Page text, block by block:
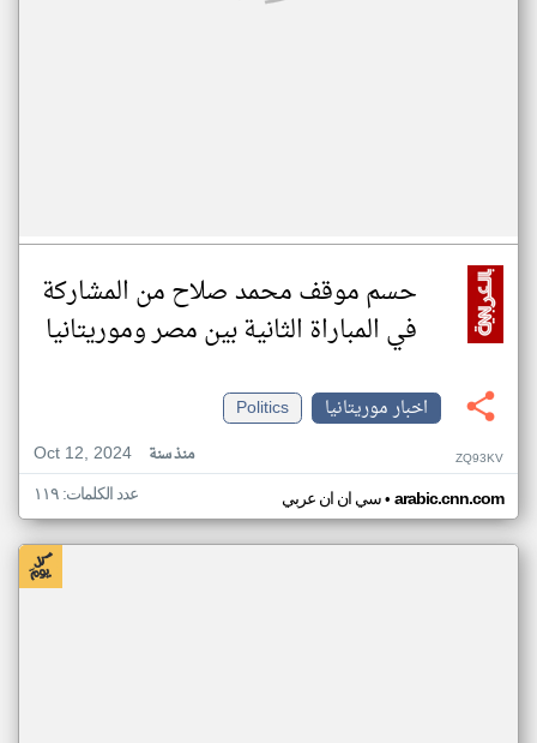
حسم موقف محمد صلاح من المشاركة
في المباراة الثانية بين مصر وموريتانيا
اخبار موريتانيا
Politics
Oct 12, 2024
منذ سنة ZQ93KV
سي ان ان عربي• arabic.cnn.com عدد الكلمات: ١١٩